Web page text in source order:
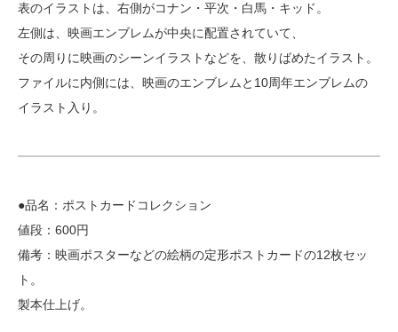
表のイラストは、右側がコナン・平次・白馬・キッド。
左側は、映画エンブレムが中央に配置されていて、
その周りに映画のシーンイラストなどを、散りばめたイラスト。
ファイルに内側には、映画のエンブレムと10周年エンブレムの
イラスト入り。
●品名：ポストカードコレクション
値段：600円
備考：映画ポスターなどの絵柄の定形ポストカードの12枚セッ
ト。
製本仕上げ。